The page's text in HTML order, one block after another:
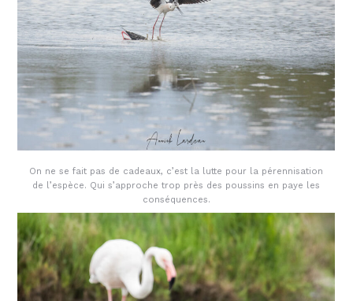
On ne se fait pas de cadeaux, c’est la lutte pour la pérennisation
de l’espèce. Qui s’approche trop près des poussins en paye les
conséquences.